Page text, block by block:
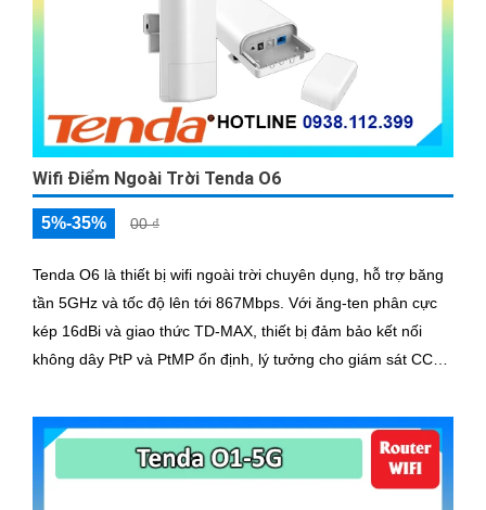
Wifi Điểm Ngoài Trời Tenda O6
5%-35% 00 ₫
Tenda O6 là thiết bị wifi ngoài trời chuyên dụng, hỗ trợ băng
tần 5GHz và tốc độ lên tới 867Mbps. Với ăng-ten phân cực
kép 16dBi và giao thức TD-MAX, thiết bị đảm bảo kết nối
không dây PtP và PtMP ổn định, lý tưởng cho giám sát CCTV